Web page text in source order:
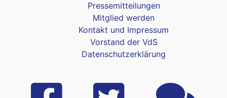
Pressemitteilungen
Mitglied werden
Kontakt und Impressum
Vorstand der VdS
Datenschutzerklärung